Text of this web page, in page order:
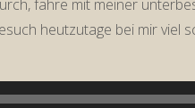
fahre mit meiner
heutzutage bei mir viel